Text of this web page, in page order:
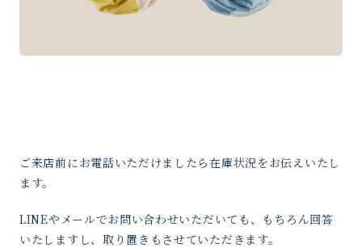
ご来店前にお電話いただけましたら在庫状況をお伝えいたし
ます。
LINEやメールでお問い合わせいただいても、もちろん回答
いたしますし、取り置きもさせていただきます。